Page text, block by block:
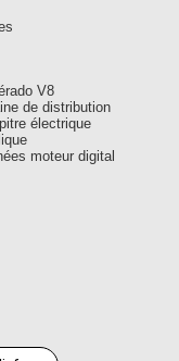
V8
de distribution
électrique
moteur digital